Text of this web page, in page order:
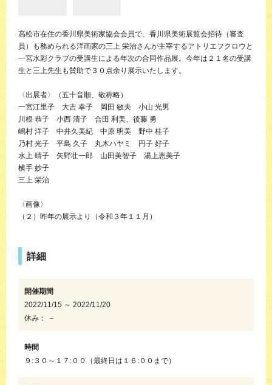
高松市在住の香川県美術家協会会員で、香川県美術展覧会招待（審査
員）も務められる洋画家の三上 栄治さんが主宰するアトリエフクロウと
一宮水彩クラブの受講生による年次の合同作品展。今年は２１名の受講
生と三上先生も賛助で３０点余り展示いたします。
〈出展者〉（五十音順、敬称略）
一宮江里子 大吉 幸子 岡田 敏夫 小山 光男
川根 恭子 小西 清子 合田 利美、後藤 勇
嶋村 洋子 中井久美紀 中原 明美 野中 桂子
乃村 光子 平島 久子 丸木ハヤミ 円子 好子
水上 晴子 矢野壮一郎 山田美智子 湯上恵美子
横手 妙子
三上 栄治
〈画像〉
（２）昨年の展示より（令和３年１１月）
詳細
開催期間
2022/11/15 ～ 2022/11/20
休み： －
時間
９:３０～１７:００（最終日は１６:００まで）